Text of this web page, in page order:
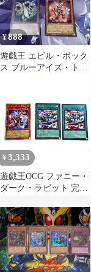
¥888
遊戯王 エビル・ボック
ス ブルーアイズ・トゥ
¥ 3,333
遊戯王OCG ファニー・
ダーク・ラビット 完全
ールド2枚